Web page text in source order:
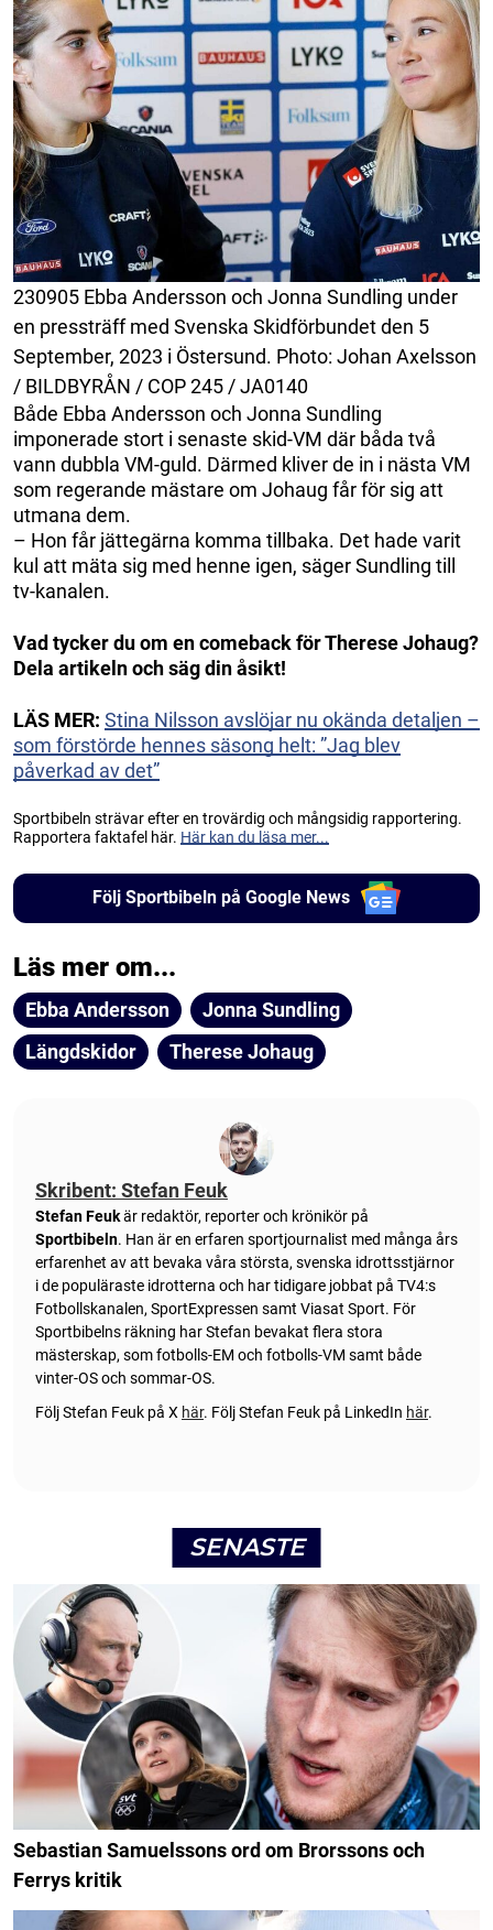
230905 Ebba Andersson och Jonna Sundling under
en pressträff med Svenska Skidförbundet den 5
September, 2023 i Östersund. Photo: Johan Axelsson
/ BILDBYRÅN / COP 245 / JA0140
Både Ebba Andersson och Jonna Sundling
imponerade stort i senaste skid-VM där båda två
vann dubbla VM-guld. Därmed kliver de in i nästa VM
som regerande mästare om Johaug får för sig att
utmana dem.
– Hon får jättegärna komma tillbaka. Det hade varit
kul att mäta sig med henne igen, säger Sundling till
tv-kanalen.
Vad tycker du om en comeback för Therese Johaug?
Dela artikeln och säg din åsikt!
LÄS MER: Stina Nilsson avslöjar nu okända detaljen –
som förstörde hennes säsong helt: ”Jag blev
påverkad av det”
Sportbibeln strävar efter en trovärdig och mångsidig rapportering.
Rapportera faktafel här. Här kan du läsa mer...
Följ Sportbibeln på Google News
Läs mer om...
Ebba Andersson
Jonna Sundling
Längdskidor
Therese Johaug
Skribent: Stefan Feuk
Stefan Feukär redaktör, reporter och krönikör på
Sportbibeln. Han är en erfaren sportjournalist med många års
erfarenhet av att bevaka våra största, svenska idrottsstjärnor
i de populäraste idrotterna och har tidigare jobbat på TV4:s
Fotbollskanalen, SportExpressen samt Viasat Sport. För
Sportbibelns räkning har Stefan bevakat flera stora
mästerskap, som fotbolls-EM och fotbolls-VM samt både
vinter-OS och sommar-OS.
Följ Stefan Feuk på X här. Följ Stefan Feuk på LinkedIn här.
SENASTE
Sebastian Samuelssons ord om Brorssons och
Ferrys kritik